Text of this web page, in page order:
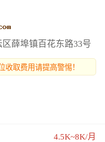
薛埠镇百花东路33号
收取费用请提高警惕！
4.5K~8K/月